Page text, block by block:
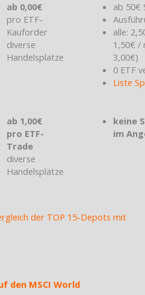
ab 0,00€
pro ETF-
Kauforder
diverse
Handelsplätze
ab 50€
alle:
1,50€ /
3,00€)
0 ETF
Liste
ab 1,00€
pro ETF-
Trade
diverse
Handelsplätze
keine
im
der TOP 15-Depots mit
den MSCI World